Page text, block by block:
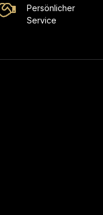
Persönlicher
Service